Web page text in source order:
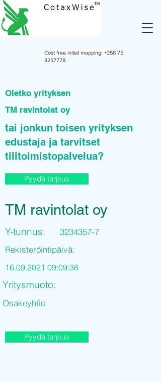
Cost free initial mapping: +358 75
3257778
Oletko yrityksen
TM ravintolat oy
tai jonkun toisen yrityksen
edustaja ja tarvitset
tilitoimistopalvelua?
Pyydä tarjous
TM ravintolat oy
Y-tunnus:
3234357-7
Rekisteröintipäivä:
16.09.2021 09:09:38
Yritysmuoto:
Osakeyhtio
Pyydä tarjous